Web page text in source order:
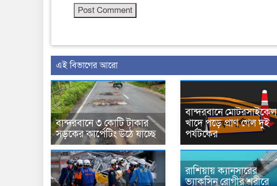
এই বিভাগের আরো
বান্দরবানে ৩ কোটি টাকার
সড়কের কার্পেটিং উঠে যাচ্ছে
বান্দরবানে মোটরসাইকেল
খাদে পড়ে প্রাণ গেল দুই
পর্যটকের
রাশিয়ায় ক্যানসারের
ভ্যাকসিন রোগীর শরীরে